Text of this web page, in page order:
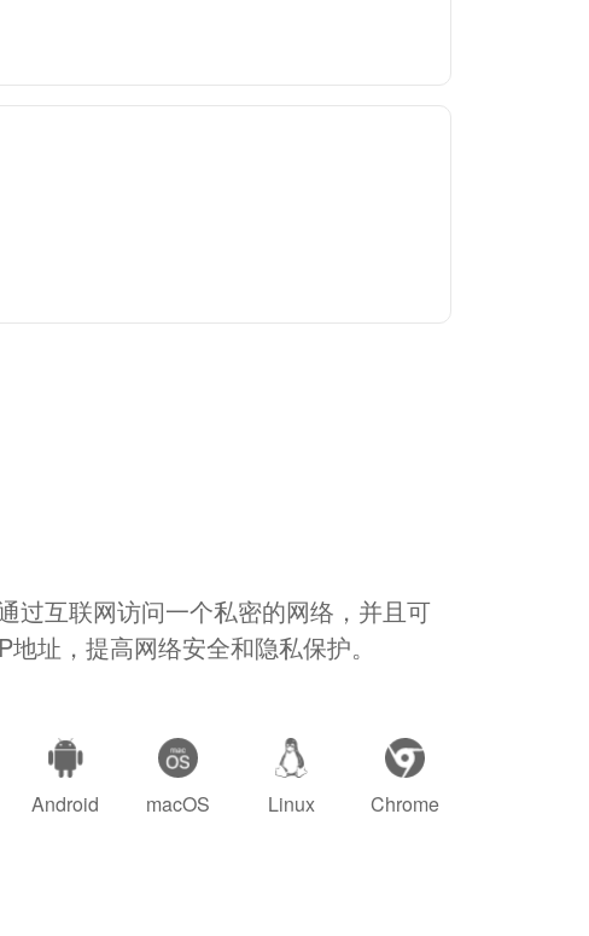
过互联网访问一个私密的网络，并且可
址，提高网络安全和隐私保护。
Android macOS Linux Chrome